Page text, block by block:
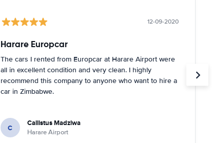
12-09-2020
Harare Europcar
The cars I rented from Europcar at Harare Airport were
all in excellent condition and very clean. I highly
recommend this company to anyone who want to hire a
car in Zimbabwe.
C Callistus Madziwa
Harare Airport